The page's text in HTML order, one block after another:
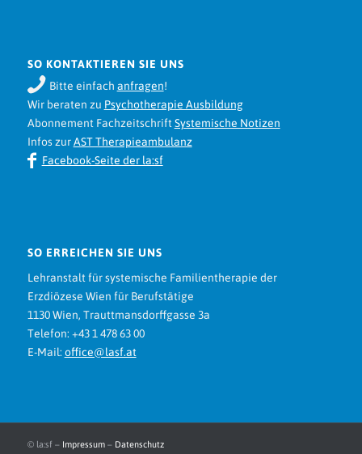
SO KONTAKTIEREN SIE UNS
Bitte einfach anfragen!
Wir beraten zu Psychotherapie Ausbildung
Abonnement Fachzeitschrift Systemische Notizen
Infos zurAST Therapieambulanz
Facebook-Seite der la:sf
SO ERREICHEN SIE UNS
Lehranstalt für systemische Familientherapie der
Erzdiözese Wien für Berufstätige
1130 Wien, Trauttmansdorffgasse 3a
Telefon: +43 1 478 63 00
E-Mail: office@lasf.at
© la:sf – Impressum– Datenschutz